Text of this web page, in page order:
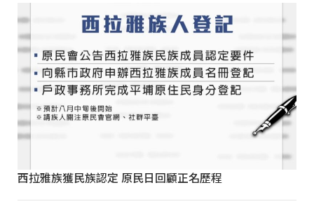
西拉雅族獲民族認定 原民日回顧正名歷程